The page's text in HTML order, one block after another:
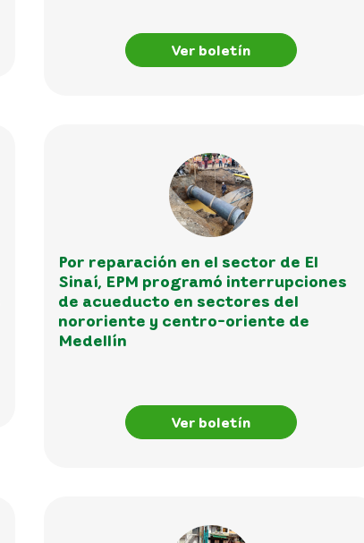
Ver boletín
Por reparación en el sector de El
Sinaí, EPM programó interrupciones
de acueducto en sectores del
nororiente y centro-oriente de
Medellín
Ver boletín